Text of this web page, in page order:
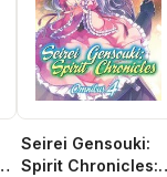
Seirei Gensouki:
Spirit Chronicles: